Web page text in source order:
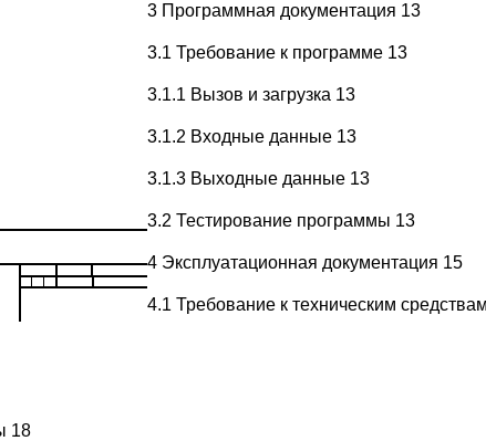
3 Программная документация 13
3.1 Требование к программе 13
3.1.1 Вызов и загрузка 13
3.1.2 Входные данные 13
3.1.3 Выходные данные 13
3.2 Тестирование программы 13
4 Эксплуатационная документация 15
4.1 Требование к техническим
18